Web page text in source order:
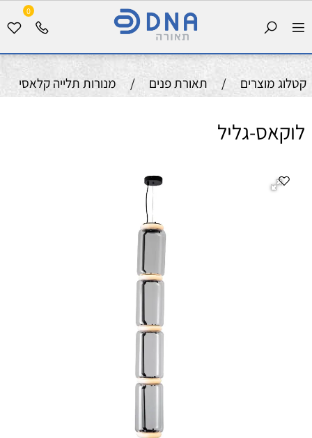
0
קטלוג מוצרים / תאורת פנים / מנורות תלייה קלאסי
לוקאס-גליל